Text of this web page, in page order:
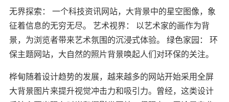
无界探索： 一个科技资讯网站，大背景中的星空图像，象
征着信息的无穷无尽。 艺术视界： 以艺术家的画作为背
景，为浏览者带来艺术氛围的沉浸式体验。 绿色家园： 环
保主题网站，大自然的照片背景唤起人们对环保的关注。
桦甸随着设计趋势的发展，越来越多的网站开始采用全屏
大背景图片来提升视觉冲击力和吸引力。曾经，这类设计